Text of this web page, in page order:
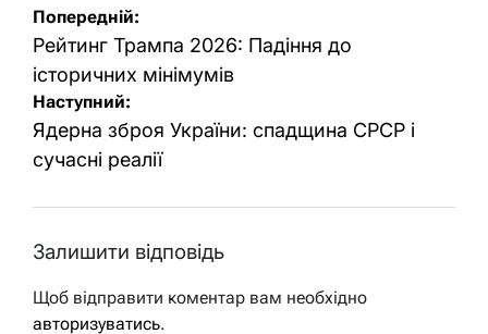
Навігація
записів
Попередній:
Рейтинг Трампа 2026: Падіння до
історичних мінімумів
Наступний:
Ядерна зброя України: спадщина СРСР і
сучасні реалії
Залишити відповідь
Щоб відправити коментар вам необхідно
авторизуватись.